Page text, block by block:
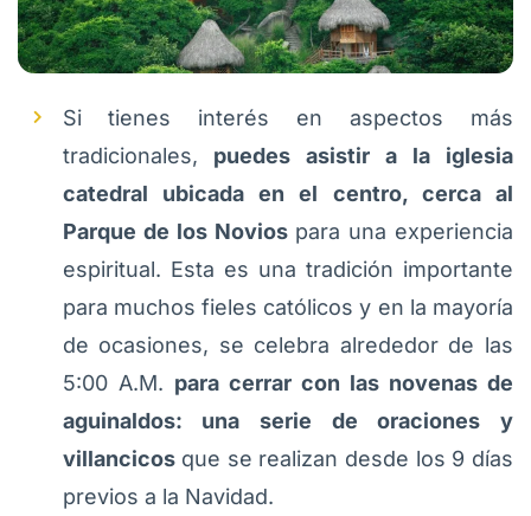
Si tienes interés en aspectos más
tradicionales, puedes asistir a la iglesia
catedral ubicada en el centro, cerca al
Parque de los Novios para una experiencia
espiritual. Esta es una tradición importante
para muchos fieles católicos y en la mayoría
de ocasiones, se celebra alrededor de las
5:00 A.M. para cerrar con las novenas de
aguinaldos: una serie de oraciones y
villancicosque se realizan desde los 9 días
previos a la Navidad.